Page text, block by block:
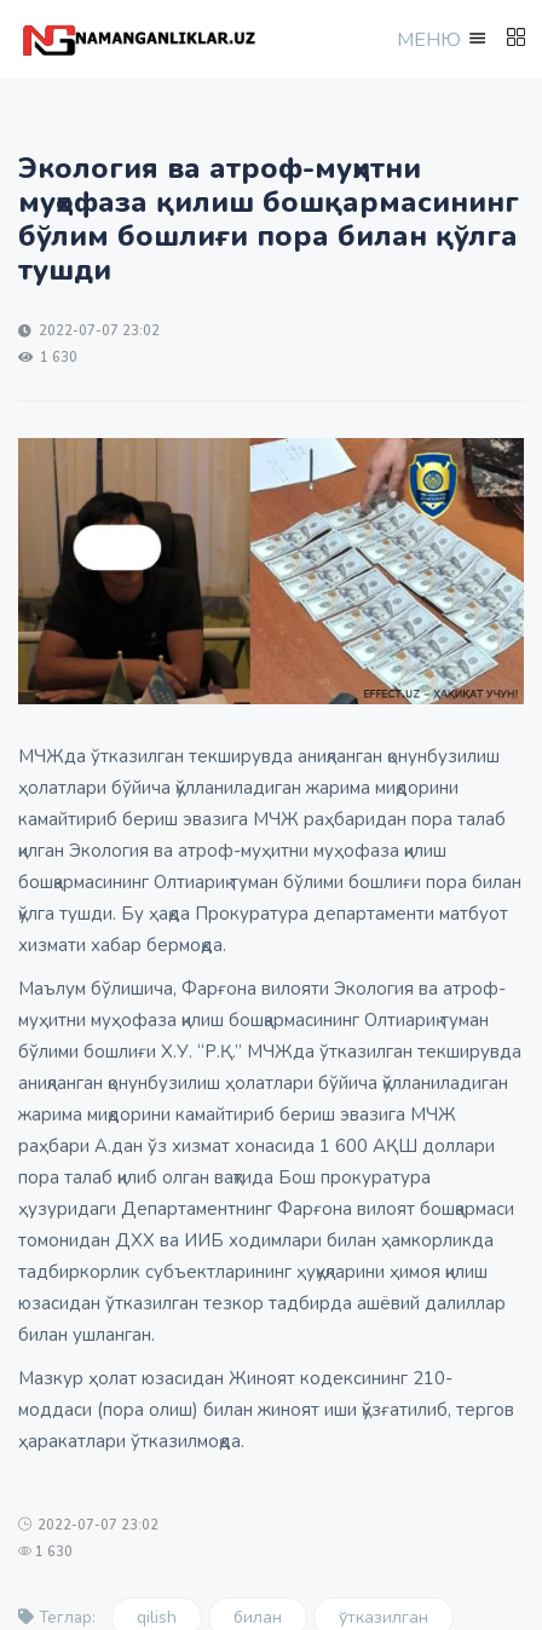
МEНЮ
Экология ва атроф-муҳитни
муҳофаза қилиш бошқармасининг
бўлим бошлиғи пора билан қўлга
тушди
2022-07-07 23:02
1 630
МЧЖда ўтказилган текширувда аниқланган қонунбузилиш
ҳолатлари бўйича қўлланиладиган жарима миқдорини
камайтириб бериш эвазига МЧЖ раҳбаридан пора талаб
қилган Экология ва атроф-муҳитни муҳофаза қилиш
бошқармасининг Олтиариқ туман бўлими бошлиғи пора билан
қўлга тушди. Бу ҳақда Прокуратура департаменти матбуот
хизмати хабар бермоқда.
Маълум бўлишича, Фарғона вилояти Экология ва атроф-
муҳитни муҳофаза қилиш бошқармасининг Олтиариқ туман
бўлими бошлиғи Х.У. “Р.Қ.” МЧЖда ўтказилган текширувда
аниқланган қонунбузилиш ҳолатлари бўйича қўлланиладиган
жарима миқдорини камайтириб бериш эвазига МЧЖ
раҳбари А.дан ўз хизмат хонасида 1 600 АҚШ доллари
пора талаб қилиб олган вақтида Бош прокуратура
ҳузуридаги Департаментнинг Фарғона вилоят бошқармаси
томонидан ДХХ ва ИИБ ходимлари билан ҳамкорликда
тадбиркорлик субъектларининг ҳуқуқларини ҳимоя қилиш
юзасидан ўтказилган тезкор тадбирда ашёвий далиллар
билан ушланган.
Мазкур ҳолат юзасидан Жиноят кодексининг 210-
моддаси (пора олиш) билан жиноят иши қўзғатилиб, тергов
ҳаракатлари ўтказилмоқда.
2022-07-07 23:02
1 630
Теглар: qilish билан ўтказилган